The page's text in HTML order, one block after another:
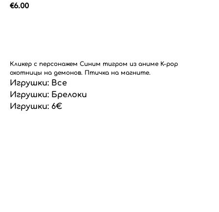
€6.00
Кликер с персонажем Синим тигром из аниме K-pop
охотницы на демонов. Птичка на магните.
Игрушки: Все
Игрушки: Брелоки
Игрушки: 6€